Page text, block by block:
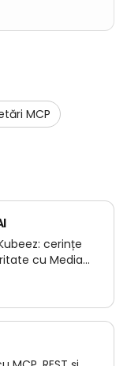
MCP
cerințe
cu Media